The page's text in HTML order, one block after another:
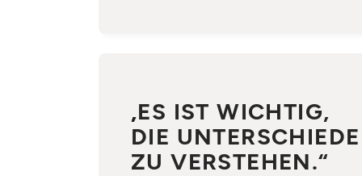
„ES IST WICHTIG,
DIE UNTERSCHIEDE
ZU VERSTEHEN.“